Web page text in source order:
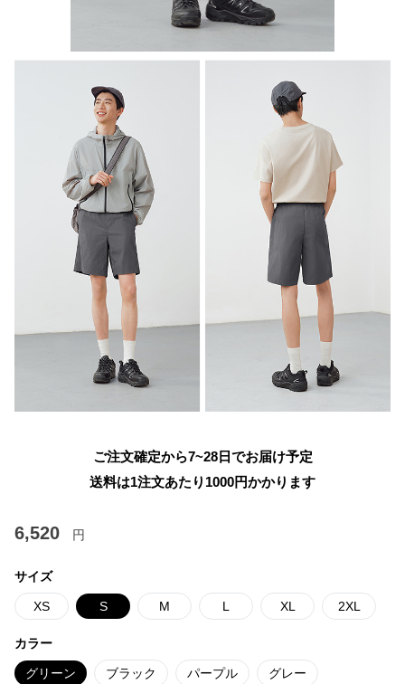
ご注文確定から7~28日でお届け予定
送料は1注文あたり 1000円かかります
6,520 円
サイズ
XS S M L XL 2XL
カラー
グリーン ブラック パープル グレー